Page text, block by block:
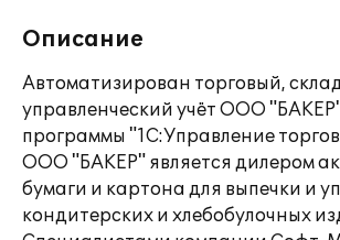
Описание
Автоматизирован торговый,
управленческий учёт ООО
программы "1С:Управление
ООО "БАКЕР" является дилером
бумаги и картона для выпечки и
кондитерских и хлебобулочных